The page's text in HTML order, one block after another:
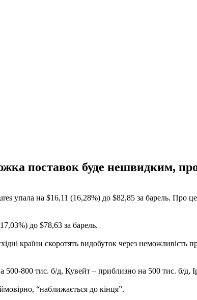
поставок буде нешвидким,
упала на $16,11 (16,28%) до $82,85 за барель. Про це
до $78,63 за барель.
країни скоротять видобуток через неможливість
800 тис. б/д, Кувейт – приблизно на 500 тис. б/д,
“наближається до кінця”.